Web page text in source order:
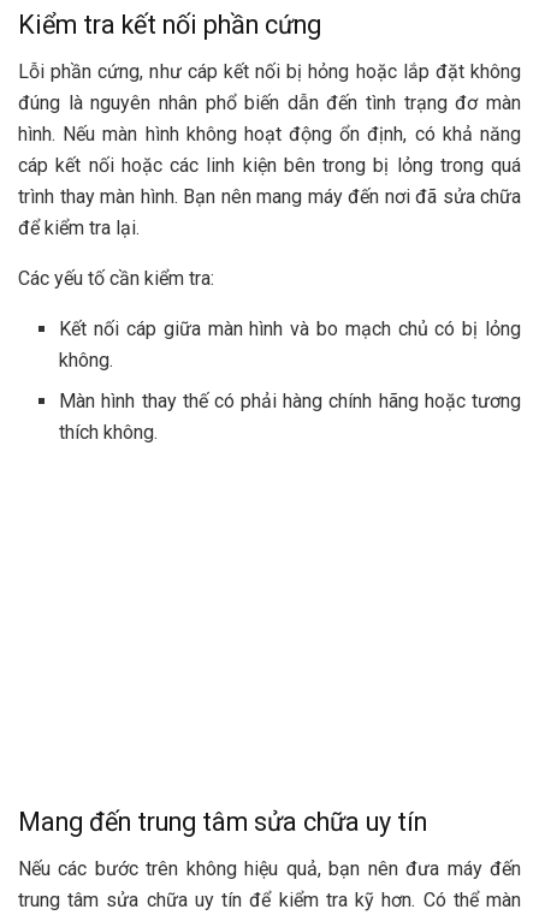
Kiểm tra kết nối phần cứng
Lỗi phần cứng, như cáp kết nối bị hỏng hoặc lắp đặt không
đúng là nguyên nhân phổ biến dẫn đến tình trạng đơ màn
hình. Nếu màn hình không hoạt động ổn định, có khả năng
cáp kết nối hoặc các linh kiện bên trong bị lỏng trong quá
trình thay màn hình. Bạn nên mang máy đến nơi đã sửa chữa
để kiểm tra lại.
Các yếu tố cần kiểm tra:
Kết nối cáp giữa màn hình và bo mạch chủ có bị lỏng
không.
Màn hình thay thế có phải hàng chính hãng hoặc tương
thích không.
Mang đến trung tâm sửa chữa uy tín
Nếu các bước trên không hiệu quả, bạn nên đưa máy đến
trung tâm sửa chữa uy tín để kiểm tra kỹ hơn. Có thể màn